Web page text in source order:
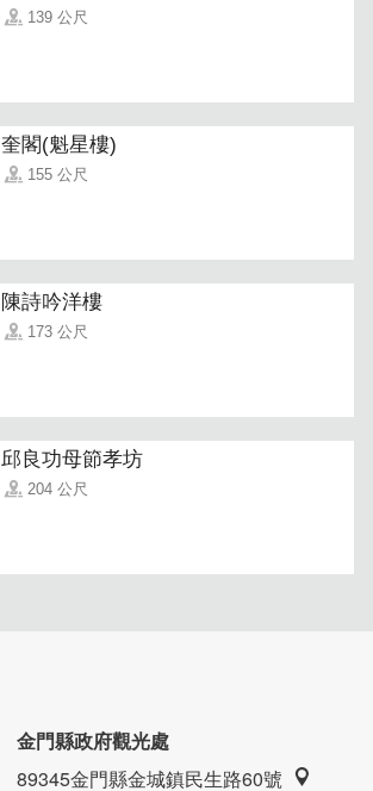
139 公尺
奎閣(魁星樓)
155 公尺
陳詩吟洋樓
173 公尺
邱良功母節孝坊
204 公尺
金門縣政府觀光處
89345金門縣金城鎮民生路60號